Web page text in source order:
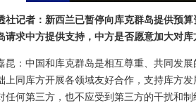
社记者：新西兰已暂停向库克群岛提供预
请求中方提供支持，中方是否愿意加大对库
昆：中国和库克群岛是相互尊重、共同发
上同库方开展各领域友好合作，支持库方
任何第三方，也不应受到第三方的干扰和制